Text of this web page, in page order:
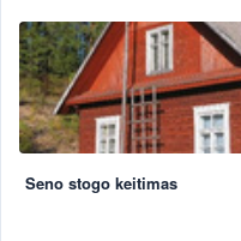
Seno stogo keitimas